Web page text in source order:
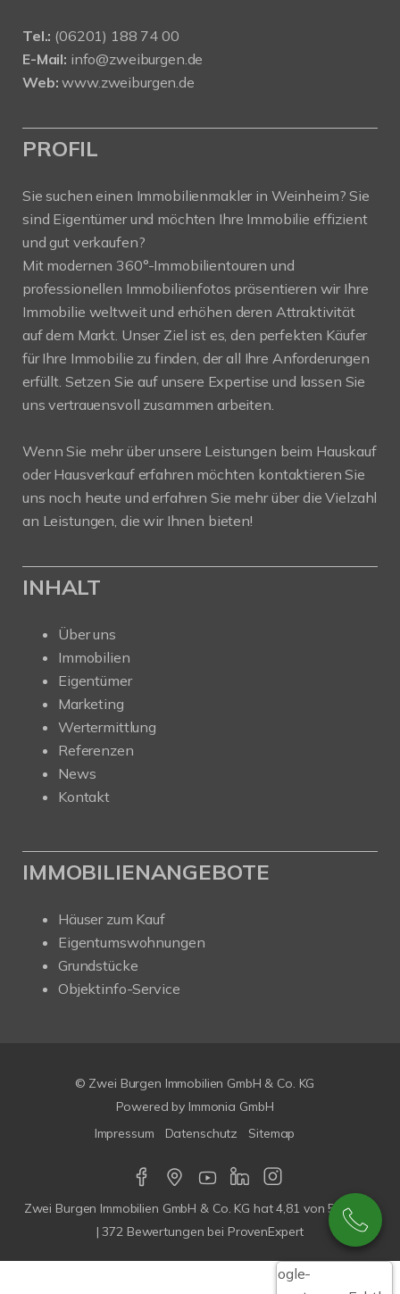
Tel.: (06201) 188 74 00
E-Mail: info@zweiburgen.de
Web: www.zweiburgen.de
PROFIL
Sie suchen einen Immobilienmakler in Weinheim? Sie
sind Eigentümer und möchten Ihre Immobilie effizient
und gut verkaufen?
Mit modernen 360°-Immobilientouren und
professionellen Immobilienfotos präsentieren wir Ihre
Immobilie weltweit und erhöhen deren Attraktivität
auf dem Markt. Unser Ziel ist es, den perfekten Käufer
für Ihre Immobilie zu finden, der all Ihre Anforderungen
erfüllt. Setzen Sie auf unsere Expertise und lassen Sie
uns vertrauensvoll zusammen arbeiten.
Wenn Sie mehr über unsere Leistungen beim Hauskauf
oder Hausverkauf erfahren möchten kontaktieren Sie
uns noch heute und erfahren Sie mehr über die Vielzahl
an Leistungen, die wir Ihnen bieten!
INHALT
Über uns
Immobilien
Eigentümer
Marketing
Wertermittlung
Referenzen
News
Kontakt
IMMOBILIENANGEBOTE
Häuser zum Kauf
Eigentumswohnungen
Grundstücke
Objektinfo-Service
© Zwei Burgen Immobilien GmbH & Co. KG
Powered by Immonia GmbH
Impressum
Datenschutz Sitemap
Zwei Burgen Immobilien GmbH & Co. KG hat4,81 von5Sterne
|372 Bewertungen bei ProvenExpert
Google-